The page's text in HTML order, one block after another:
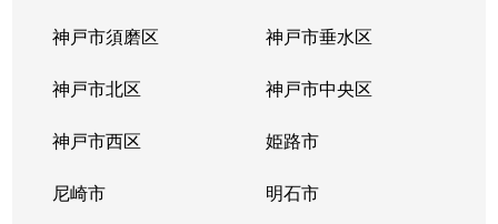
神戸市須磨区 神戸市垂水区
神戸市北区 神戸市中央区
神戸市西区 姫路市
尼崎市 明石市